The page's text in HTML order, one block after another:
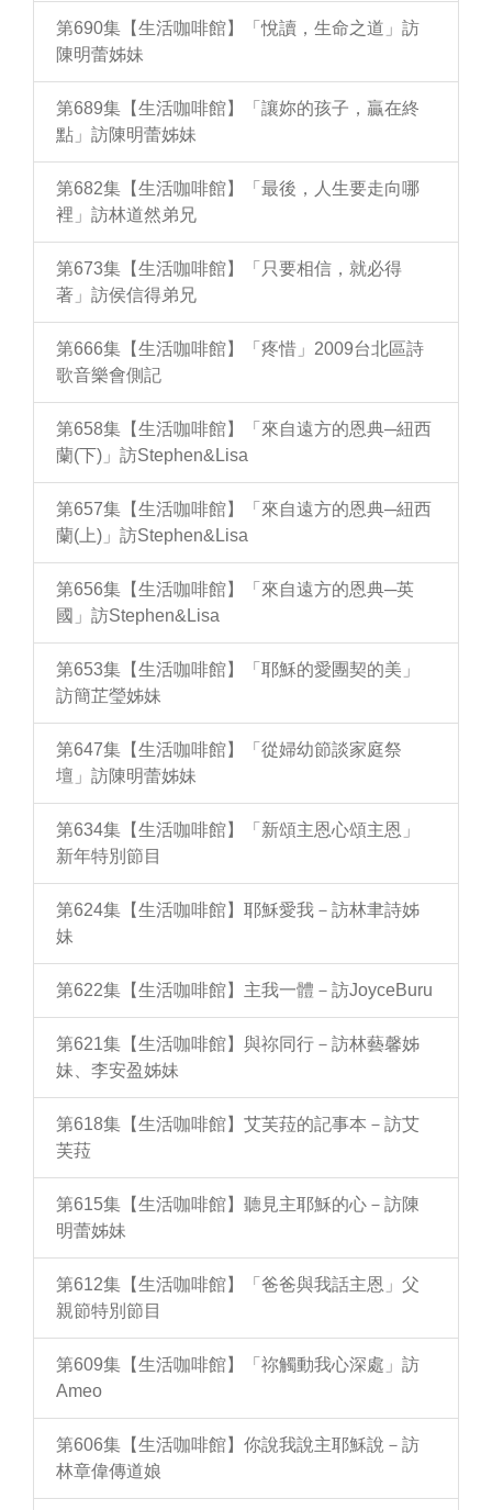
第690集【生活咖啡館】「悅讀，生命之道」訪
陳明蕾姊妹
第689集【生活咖啡館】「讓妳的孩子，贏在終
點」訪陳明蕾姊妹
第682集【生活咖啡館】「最後，人生要走向哪
裡」訪林道然弟兄
第673集【生活咖啡館】「只要相信，就必得
著」訪侯信得弟兄
第666集【生活咖啡館】「疼惜」2009台北區詩
歌音樂會側記
第658集【生活咖啡館】「來自遠方的恩典─紐西
蘭(下)」訪Stephen&Lisa
第657集【生活咖啡館】「來自遠方的恩典─紐西
蘭(上)」訪Stephen&Lisa
第656集【生活咖啡館】「來自遠方的恩典─英
國」訪Stephen&Lisa
第653集【生活咖啡館】「耶穌的愛團契的美」
訪簡芷瑩姊妹
第647集【生活咖啡館】「從婦幼節談家庭祭
壇」訪陳明蕾姊妹
第634集【生活咖啡館】「新頌主恩心頌主恩」
新年特別節目
第624集【生活咖啡館】耶穌愛我－訪林聿詩姊
妹
第622集【生活咖啡館】主我一體－訪JoyceBuru
第621集【生活咖啡館】與祢同行－訪林藝馨姊
妹、李安盈姊妹
第618集【生活咖啡館】艾芙菈的記事本－訪艾
芙菈
第615集【生活咖啡館】聽見主耶穌的心－訪陳
明蕾姊妹
第612集【生活咖啡館】「爸爸與我話主恩」父
親節特別節目
第609集【生活咖啡館】「祢觸動我心深處」訪
Ameo
第606集【生活咖啡館】你說我說主耶穌說－訪
林章偉傳道娘